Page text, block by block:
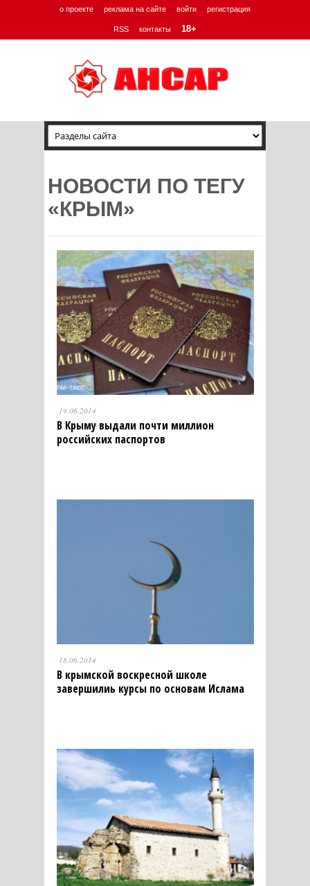
о проекте реклама на сайте войти регистрация
RSS контакты 18+
НОВОСТИ ПО ТЕГУ
«КРЫМ»
19.06.2014
В Крыму выдали почти миллион
российских паспортов
18.06.2014
В крымской воскресной школе
завершилиь курсы по основам Ислама